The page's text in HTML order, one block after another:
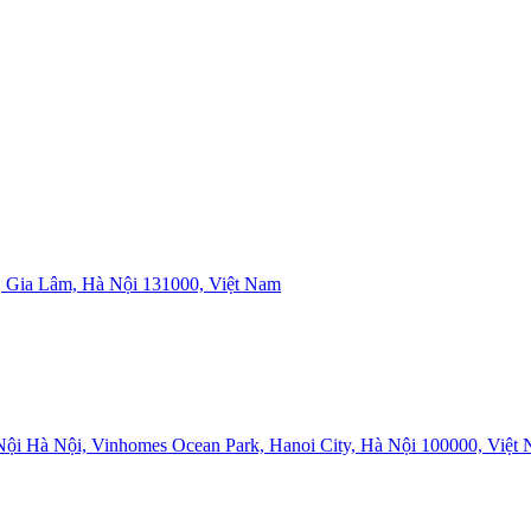
Gia Lâm, Hà Nội 131000, Việt Nam
Hà Nội, Vinhomes Ocean Park, Hanoi City, Hà Nội 100000, Việt